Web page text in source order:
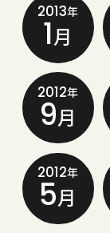
2013年
1月
2012年
9月
2012年
5月